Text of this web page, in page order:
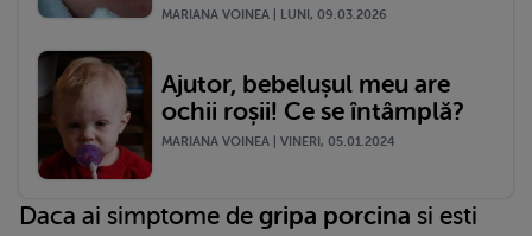
MARIANA VOINEA | LUNI, 09.03.2026
Ajutor, bebelușul meu are
ochii roșii! Ce se întâmplă?
MARIANA VOINEA | VINERI, 05.01.2024
Daca ai simptome de gripa porcina si esti